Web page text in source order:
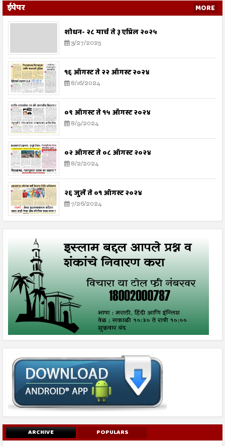
ईपेपर MORE
शोधन- २८ मार्च ते ३ एप्रिल २०२५
3/27/2025
१६ ऑगस्ट ते २२ ऑगस्ट २०२४
8/16/2024
०९ ऑगस्ट ते १५ ऑगस्ट २०२४
8/9/2024
०२ ऑगस्ट ते ०८ ऑगस्ट २०२४
8/2/2024
२६ जुलै ते ०१ ऑगस्ट २०२४
7/26/2024
ARCHIVE POPULARS